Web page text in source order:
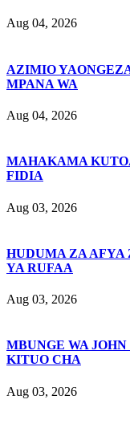
Aug 04, 2026
AZIMIO
MPANA WA
Aug 04, 2026
MAHAKAMA
FIDIA
Aug 03, 2026
HUDUMA ZA
YA RUFAA
Aug 03, 2026
MBUNGE WA
KITUO CHA
Aug 03, 2026